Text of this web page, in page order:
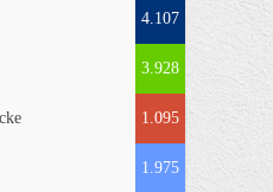
4.107
3.928
1.095
1.975